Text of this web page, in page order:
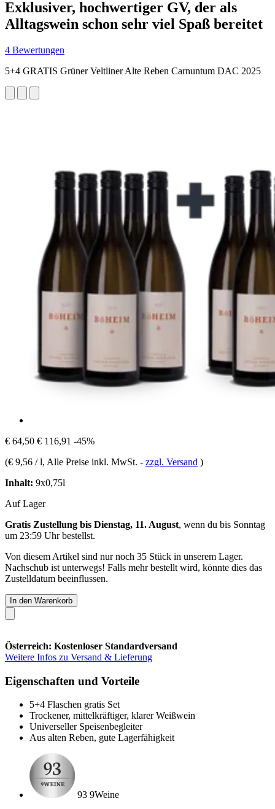
Exklusiver, hochwertiger GV, der als
Alltagswein schon sehr viel Spaß bereitet
4 Bewertungen
5+4 GRATIS Grüner Veltliner Alte Reben Carnuntum DAC 2025
€ 64,50 € 116,91 -45%
(€ 9,56 / l, Alle Preise inkl. MwSt. - zzgl. Versand )
Inhalt: 9x0,75l
Auf Lager
Gratis Zustellung bis Dienstag, 11. August, wenn du bis Sonntag
um 23:59 Uhrbestellst.
Von diesem Artikel sind nur noch 35 Stück in unserem Lager.
Nachschub ist unterwegs! Falls mehr bestellt wird, könnte dies das
Zustelldatum beeinflussen.
In den Warenkorb
Österreich: Kostenloser Standardversand
Weitere Infos zu Versand & Lieferung
Eigenschaften und Vorteile
5+4 Flaschen gratis Set
Trockener, mittelkräftiger, klarer Weißwein
Universeller Speisenbegleiter
Aus alten Reben, gute Lagerfähigkeit
93 9Weine